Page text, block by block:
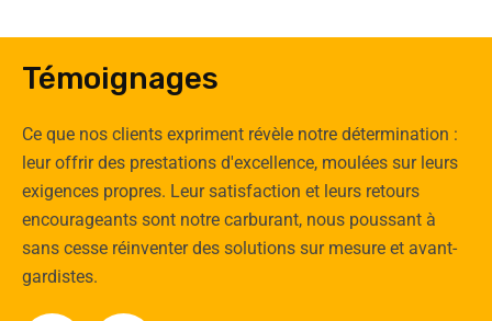
Témoignages
Ce que nos clients expriment révèle notre détermination :
leur offrir des prestations d'excellence, moulées sur leurs
exigences propres. Leur satisfaction et leurs retours
encourageants sont notre carburant, nous poussant à
sans cesse réinventer des solutions sur mesure et avant-
gardistes.